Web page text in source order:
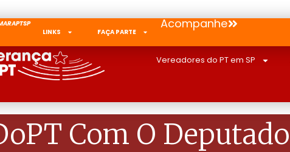
LINKS
FAÇA PARTE
Acompanhe
Vereadores do PT em SP
Com O